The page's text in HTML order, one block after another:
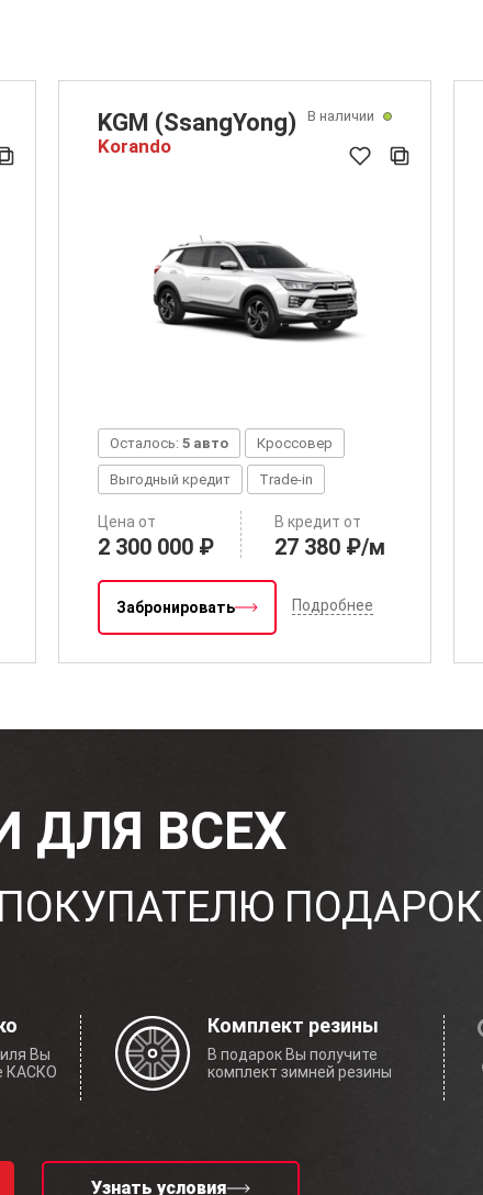
В наличии
KGM (SsangYong)
Korando
Осталось: 5 авто Кроссовер
Выгодный кредит Trade-in
Цена от
2 300 000 ₽
В кредит от
27 380 ₽/м
Забронировать Подробнее
ДЛЯ ВСЕХ
ПОДАРОК
Вы
КАСКО
Комплект резины
В подарок Вы получите
комплект зимней резины
Узнать условия